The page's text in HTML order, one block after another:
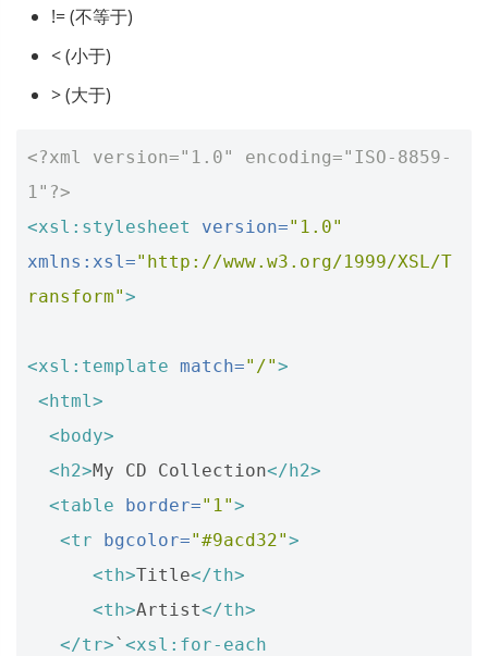
!= (不等于)
< (小于)
> (大于)
<?xml version="1.0" encoding="ISO-8859-
1"?>
<xsl:stylesheet
version="1.0"
xmlns:xsl="http://www.w3.org/1999/XSL/T
ransform">
<xsl:template match="/">
<html>
<body>
<h2>My CD Collection</h2>
<table
border="1">
<tr
bgcolor="#9acd32">
<th>Title</th>
<th>Artist</th>
</tr>` <xsl:for-each